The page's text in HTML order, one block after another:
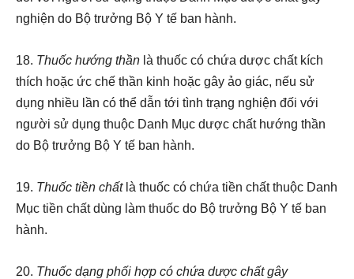
nghiện do Bộ trưởng Bộ Y tế ban hành.
18. Thuốc hướng thần là thuốc có chứa dược chất kích
thích hoặc ức chế thần kinh hoặc gây ảo giác, nếu sử
dụng nhiều lần có thể dẫn tới tình trạng nghiện đối với
người sử dụng thuộc Danh Mục dược chất hướng thần
do Bộ trưởng Bộ Y tế ban hành.
19. Thuốc tiền chất là thuốc có chứa tiền chất thuộc Danh
Mục tiền chất dùng làm thuốc do Bộ trưởng Bộ Y tế ban
hành.
20. Thuốc dạng phối hợp có chứa dược chất gây